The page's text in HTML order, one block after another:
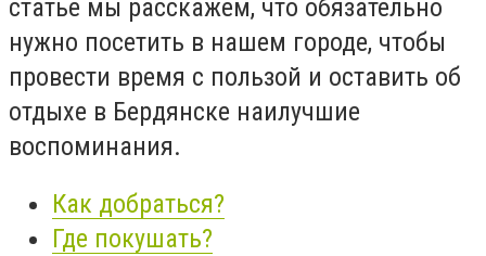
статье мы расскажем, что обязательно
нужно посетить в нашем городе, чтобы
провести время с пользой и оставить об
отдыхе в Бердянске наилучшие
воспоминания.
Как добраться?
Где покушать?